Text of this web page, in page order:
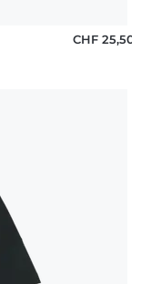
CHF 25,50